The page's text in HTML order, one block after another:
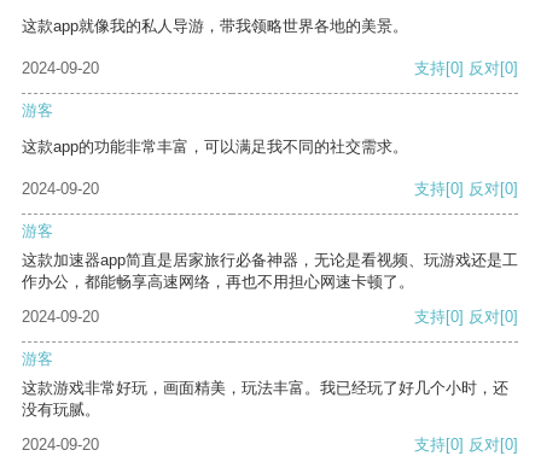
这款app就像我的私人导游，带我领略世界各地的美景。
2024-09-20 支持[0] 反对[0]
游客
这款app的功能非常丰富，可以满足我不同的社交需求。
2024-09-20 支持[0] 反对[0]
游客
这款加速器app简直是居家旅行必备神器，无论是看视频、玩游戏还是工
作办公，都能畅享高速网络，再也不用担心网速卡顿了。
2024-09-20
支持[0] 反对[0]
游客
这款游戏非常好玩，画面精美，玩法丰富。我已经玩了好几个小时，还
没有玩腻。
2024-09-20
支持[0] 反对[0]